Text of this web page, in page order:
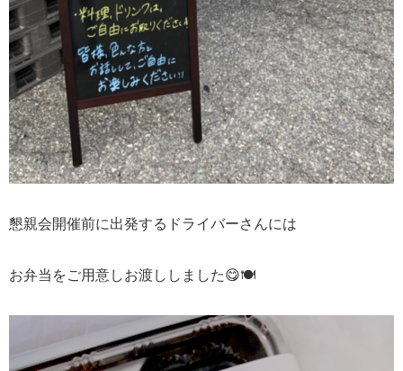
懇親会開催前に出発するドライバーさんには
お弁当をご用意しお渡ししました😋🍽